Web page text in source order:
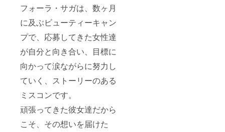
フォーラ・サガは、数ヶ月
に及ぶビューティーキャン
プで、応募してきた女性達
が自分と向き合い、目標に
向かって涙ながらに努力し
ていく、ストーリーのある
ミスコンです。
頑張ってきた彼女達だから
こそ、その想いを届けた